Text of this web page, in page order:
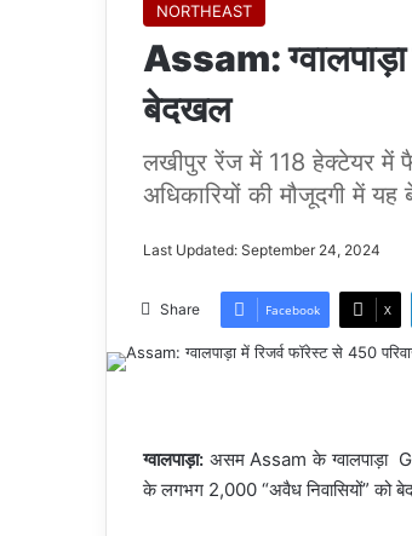
NORTHEAST
Assam: ग्वालपाड़ा
बेदखल
लखीपुर रेंज में 118 हेक्टेयर में
अधिकारियों की मौजूदगी में
Last Updated: September 24, 2024
Share Facebook X
ग्वालपाड़ा: असम Assam के ग्वालपाड़ा
के लगभग 2,000 “अवैध निवासियों” को